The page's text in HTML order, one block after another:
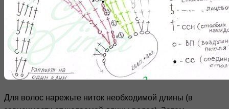
Для волос нарежьте ниток необходимой длины (в